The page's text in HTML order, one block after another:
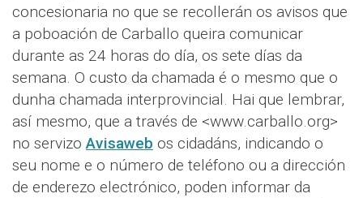
concesionaria no que se recollerán os avisos que
a poboación de Carballo queira comunicar
durante as 24 horas do día, os sete días da
semana. O custo da chamada é o mesmo que o
dunha chamada interprovincial. Hai que lembrar,
así mesmo, que a través de <www.carballo.org>
no servizoAvisaweb os cidadáns, indicando o
seu nome e o número de teléfono ou a dirección
de enderezo electrónico, poden informar da